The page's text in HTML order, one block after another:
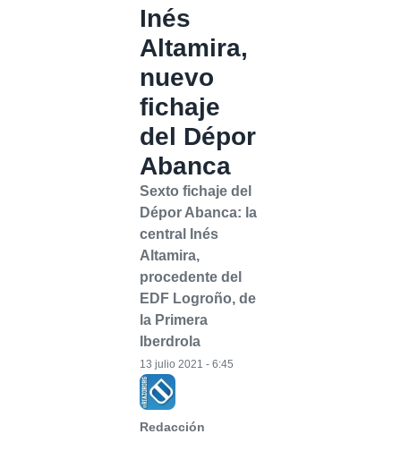
Inés
Altamira,
nuevo
fichaje
del Dépor
Abanca
Sexto fichaje del
Dépor Abanca: la
central Inés
Altamira,
procedente del
EDF Logroño, de
la Primera
Iberdrola
Redacción
13 julio 2021 - 6:45